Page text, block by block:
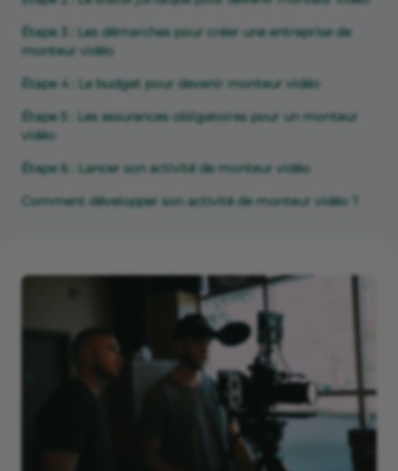
Étape 3 : Les démarches pour créer une entreprise de
monteur vidéo
Étape 4 : Le budget pour devenir monteur vidéo
Étape 5 : Les assurances obligatoires pour un monteur
vidéo
Étape 6 : Lancer son activité de monteur vidéo
Comment développer son activité de monteur vidéo ?